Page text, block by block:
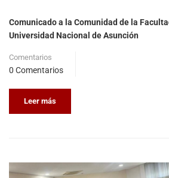
Comunicado a la Comunidad de la
Universidad Nacional de Asunción
Comentarios
0 Comentarios
Leer más